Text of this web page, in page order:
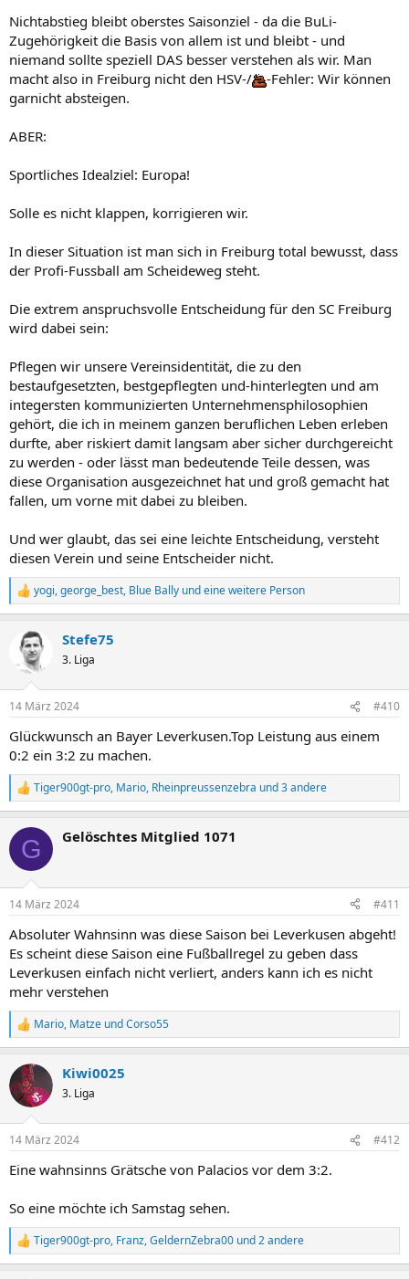
Nichtabstieg bleibt oberstes Saisonziel - da die BuLi-
Zugehörigkeit die Basis von allem ist und bleibt - und
niemand sollte speziell DAS besser verstehen als wir. Man
macht also in Freiburg nicht den HSV-/
-Fehler: Wir können
garnicht absteigen.
ABER:
Sportliches Idealziel: Europa!
Solle es nicht klappen, korrigieren wir.
In dieser Situation ist man sich in Freiburg total bewusst, dass
der Profi-Fussball am Scheideweg steht.
Die extrem anspruchsvolle Entscheidung für den SC Freiburg
wird dabei sein:
Pflegen wir unsere Vereinsidentität, die zu den
bestaufgesetzten, bestgepflegten und-hinterlegten und am
integersten kommunizierten Unternehmensphilosophien
gehört, die ich in meinem ganzen beruflichen Leben erleben
durfte, aber riskiert damit langsam aber sicher durchgereicht
zu werden - oder lässt man bedeutende Teile dessen, was
diese Organisation ausgezeichnet hat und groß gemacht hat
fallen, um vorne mit dabei zu bleiben.
Und wer glaubt, das sei eine leichte Entscheidung, versteht
diesen Verein und seine Entscheider nicht.
R
e
k
i
e
:
yogi,george_best, Blue Bally und eine weitere Person
Stefe75
3. Liga
14 März 2024 #410
Glückwunsch an Bayer Leverkusen.Top Leistung aus einem
0:2 ein 3:2 zu machen.
R
e
k
i
e
:
Tiger900gt-pro, Mario, Rheinpreussenzebra und 3 andere
G Gelöschtes Mitglied 1071
14 März 2024 #411
Absoluter Wahnsinn was diese Saison bei Leverkusen abgeht!
Es scheint diese Saison eine Fußballregel zu geben dass
Leverkusen einfach nicht verliert, anders kann ich es nicht
mehr verstehen
R
e
k
t
i
e
:
Mario, Matze undCorso55
Kiwi0025
3. Liga
14 März 2024 #412
Eine wahnsinns Grätsche von Palacios vor dem 3:2.
So eine möchte ich Samstag sehen.
R
e
Tiger900gt-pro, Franz,GeldernZebra00 und 2 andere